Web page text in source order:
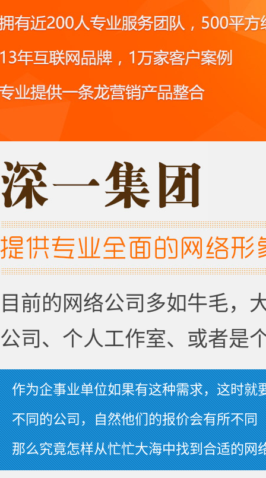
目前的网络公司多如牛毛，
公司、个人工作室、或者是
作为企事业单位如果有这种需求，这时就
不同的公司，自然他们的报价会有所不同
那么究竟怎样从忙忙大海中找到合适的网